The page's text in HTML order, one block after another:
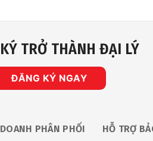
TRỞ THÀNH ĐẠI LÝ
ĐĂNG KÝ NGAY
PHÂN PHỐI HỖ TRỢ